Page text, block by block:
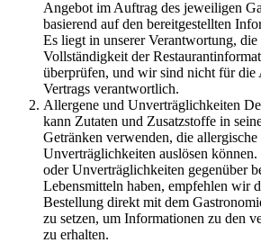
Angebot im Auftrag des jeweiligen
basierend auf den bereitgestellten
Es liegt in unserer Verantwortung,
Vollständigkeit der
überprüfen, und wir sind nicht für die
Vertrags verantwortlich.
Allergene und Unverträglichkeiten
kann Zutaten und Zusatzstoffe in
Getränken verwenden, die
Unverträglichkeiten auslösen
oder Unverträglichkeiten gegenüber
Lebensmitteln haben, empfehlen wir
Bestellung direkt mit dem
zu setzen, um Informationen zu den
zu erhalten.